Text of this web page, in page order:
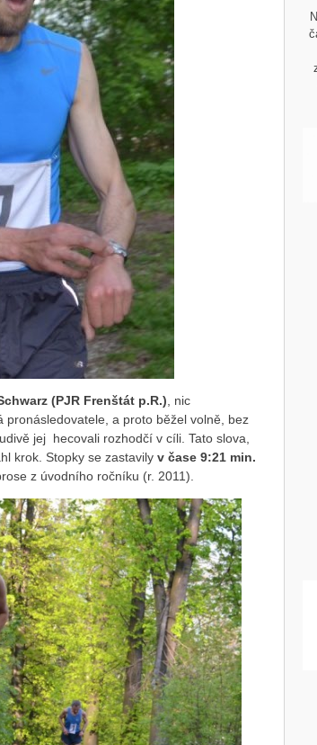
(PJR Frenštát p.R.) , nic
a proto běžel volně, bez
jej hecovali rozhodčí v cíli. Tato slova,
krok. Stopky se zastavily v čase 9:21 min.
z úvodního ročníku (r. 2011).